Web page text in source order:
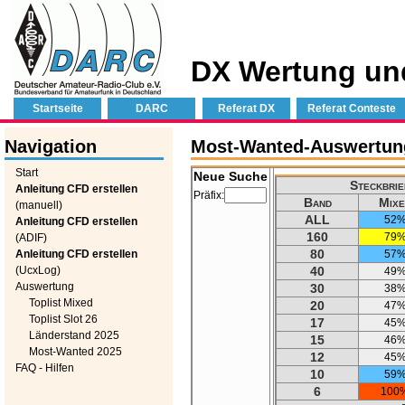
DX Wertung
Startseite DARC Referat DX Referat Conteste
Navigation
Start
Anleitung CFD erstellen
(manuell)
Anleitung CFD erstellen
(ADIF)
Anleitung CFD erstellen
(UcxLog)
Auswertung
Toplist Mixed
Toplist Slot 26
Länderstand 2025
Most-Wanted 2025
FAQ - Hilfen
Most-Wanted-
Neue Suche
Präfix:
Band
ALL
160
80
40
30
20
17
15
12
10
6